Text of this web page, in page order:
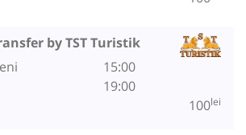
by TST Turistik
15:00
19:00
100lei